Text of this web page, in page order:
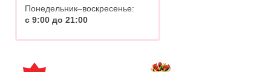
Понедельник–воскресенье:
с 9:00 до 21:00